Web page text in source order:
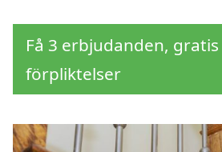
Få 3 erbjudanden,
förpliktelser